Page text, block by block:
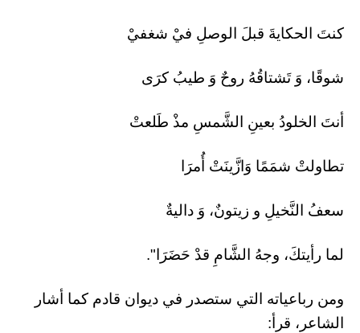
كنتَ الحكايةَ قبلَ الوصلِ فيْ شغفيْ
شوقًا، وَ تَشتاقُهُ روحٌ وَ طيبُ كرَى
أنتَ الخلودُ بعينِ الشَّمسِ مذْ طَلعتْ
تطاولتْ شمَمًا وَازَّينَتْ أُمرَا
سعفُ النَّخيلِ و زيتونٌ، وَ داليةٌ
لما رأيتكَ، وجهُ الشَّامِ قدْ حَضَرَا".
ومن رباعياته التي ستصدر في ديوان قادم كما أشار
الشاعر، قرأ: